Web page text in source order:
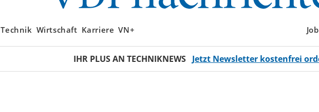
Technik Wirtschaft Karriere VN+
IHR PLUS AN TECHNIKNEWS Jetzt Newsletter kostenfrei